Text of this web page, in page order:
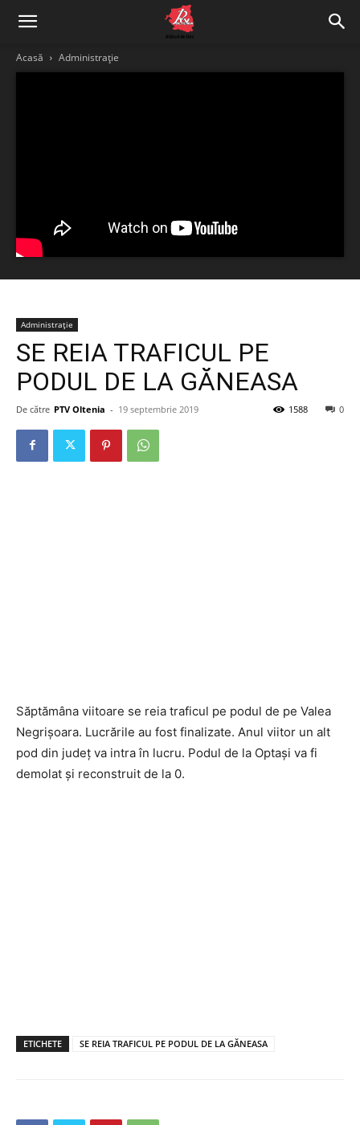
Acasă Administrație
Administrație
SE REIA TRAFICUL PE
PODUL DE LA GĂNEASA
De către PTV Oltenia - 19 septembrie 2019 0
1588
Săptămâna viitoare se reia traficul pe podul de pe Valea
Negrișoara. Lucrările au fost finalizate. Anul viitor un alt
pod din județ va intra în lucru. Podul de la Optași va fi
demolat și reconstruit de la 0.
ETICHETE SE REIA TRAFICUL PE PODUL DE LA GĂNEASA